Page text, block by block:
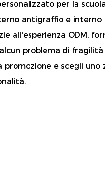
per la
antigraffio e interno
all'esperienza ODM,
problema di
e scegli uno